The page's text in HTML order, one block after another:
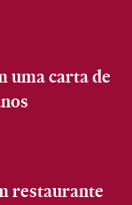
uma carta de
restaurante